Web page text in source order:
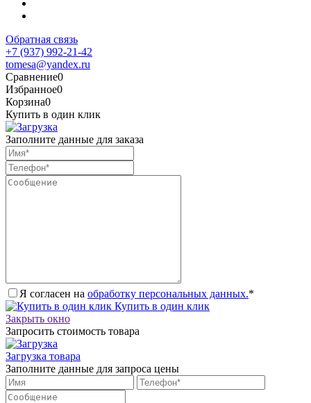
Обратная связь
+7 (937) 992-21-42
tomesa@yandex.ru
Сравнение0
Избранное0
Корзина0
Купить в один клик
Заполните данные для заказа
Я согласен на обработку персональных данных.*
Купить в один клик
Закрыть окно
Запросить стоимость товара
Загрузка товара
Заполните данные для запроса цены